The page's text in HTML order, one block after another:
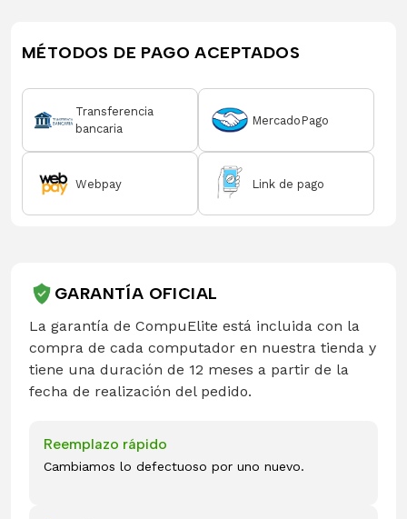
MÉTODOS DE PAGO ACEPTADOS
Transferencia
bancaria
MercadoPago
Webpay Link de pago
GARANTÍA OFICIAL
La garantía de CompuElite está incluida con la
compra de cada computador en nuestra tienda y
tiene una duración de 12 meses a partir de la
fecha de realización del pedido.
Reemplazo rápido
Cambiamos lo defectuoso por uno nuevo.